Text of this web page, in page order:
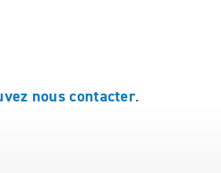
nous contacter.